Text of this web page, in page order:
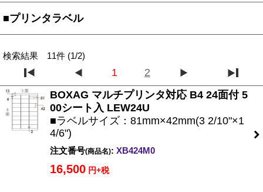
■プリンタラベル
検索結果 11件 (1/2)
1
2
BOXAG マルチプリンタ対応 B4 24面付 5
00シート入 LEW24U
■ラベルサイズ：81mm×42mm(3 2/10"×1
4/6")
注文番号(商品名): XB424M0
16,500 円+税